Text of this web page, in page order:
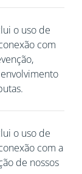
o uso de
com
o uso de
com a
de nossos